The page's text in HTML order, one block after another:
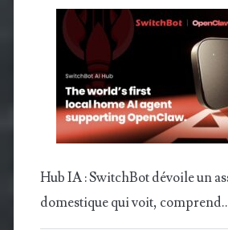
Hub IA : SwitchBot dévoile un
domestique qui voit,